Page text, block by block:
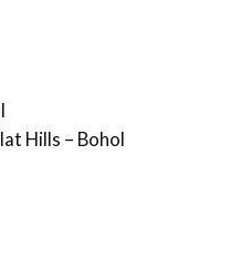
Hills – Bohol